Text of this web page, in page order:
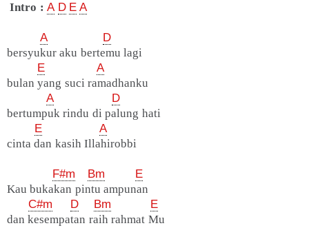
Intro : A D E A
A
D
bersyukur aku bertemu lagi
E
A
bulan yang suci ramadhanku
A
D
bertumpuk rindu di palung hati
E
A
cinta dan kasih Illahirobbi
F#m Bm
E
Kau bukakan pintu ampunan
C#m
D Bm
E
dan kesempatan raih rahmat Mu